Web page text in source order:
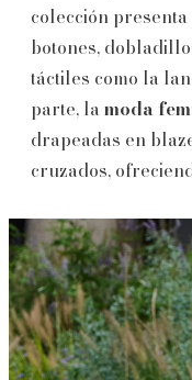
colección
botones,
táctiles como la
parte, la moda
drapeadas en
cruzados,